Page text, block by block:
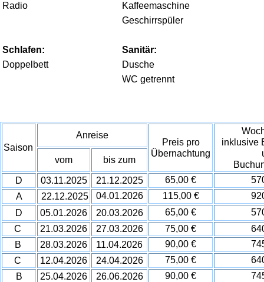
Radio
Kaffeemaschine
Geschirrspüler
Schlafen:
Sanitär:
Doppelbett
Dusche
WC getrennt
Saison
Anreise
Preis pro
Übernachtung
inklusive
vom bis zum
D 03.11.2025 21.12.2025 65,00 €
A
22.12.2025 04.01.2026 115,00 €
D
05.01.2026 20.03.2026 65,00 €
C
21.03.2026 27.03.2026 75,00 €
B
28.03.2026 11.04.2026 90,00 €
C
12.04.2026 24.04.2026 75,00 €
B
25.04.2026 26.06.2026 90,00 €